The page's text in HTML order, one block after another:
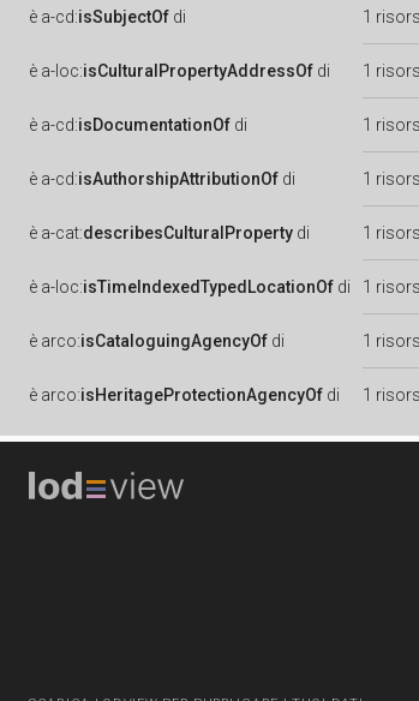
è a-cd:isSubjectOf di 1
è a-loc:isCulturalPropertyAddressOf di 1
è a-cd:isDocumentationOf di 1
è a-cd:isAuthorshipAttributionOf di 1
è a-cat:describesCulturalProperty di 1
è a-loc:isTimeIndexedTypedLocationOf di 1
è arco:isCataloguingAgencyOf di 1
è arco:isHeritageProtectionAgencyOf di 1